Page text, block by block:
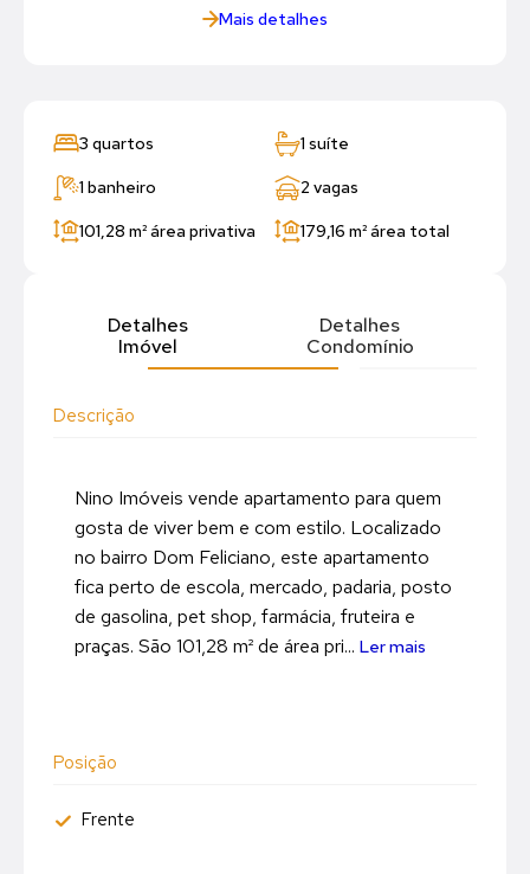
Mais detalhes
3 quartos 1 suíte
1 banheiro 2 vagas
101,28 m²área privativa 179,16 m²área total
Detalhes
Imóvel
Detalhes
Condomínio
Descrição
Nino Imóveis vende apartamento para quem
gosta de viver bem e com estilo. Localizado
no bairro Dom Feliciano, este apartamento
fica perto de escola, mercado, padaria, posto
de gasolina, pet shop, farmácia, fruteira e
praças. São 101,28 m² de área pri... Ler mais
Posição
Frente